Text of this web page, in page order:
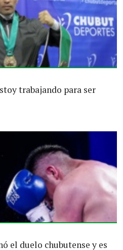
trabajando para ser
el duelo chubutense y es